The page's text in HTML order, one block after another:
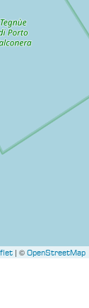
| © OpenStreetMap